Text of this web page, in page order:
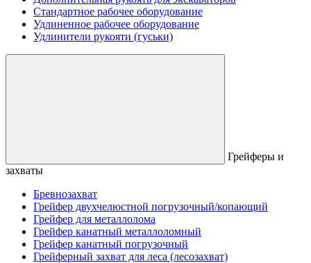
Стандартное рабочее оборудование
Удлиненное рабочее оборудование
Удлинители рукояти (гуськи)
Грейферы и
захваты
Бревнозахват
Грейфер двухчелюстной погрузочный/копающий
Грейфер для металлолома
Грейфер канатный металлоломный
Грейфер канатный погрузочный
Грейферный захват для леса (лесозахват)